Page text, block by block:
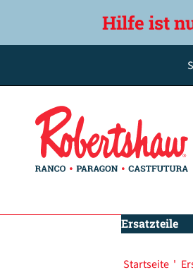
Hilfe ist
Ersatzteile
Startseite '